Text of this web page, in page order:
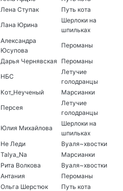
Лена Ступак
Путь кота
Лана Юрина
Шерлоки на
шпильках
Александра
Юсупова
Пероманы
Дарья Чернявская
Пероманы
НБС
Летучие
голодранцы
Кот_Неученый
Марсианки
Персея
Летучие
голодранцы
Юлия Михайлова
Шерлоки на
шпильках
Не Леди
Вуаля~хвостки
Talya_Na
Марсианки
Рита Волкова
Вуаля~хвостки
Антания
Пероманы
Ольга Шерстюк
Путь кота